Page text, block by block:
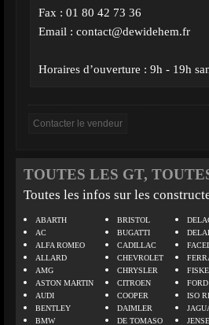
Fax : 01 80 42 73 36
Email : contact@dewidehem.fr
Horaires d’ouverture : 9h - 19h
TOUTES LES GT,
Toutes les infos sur les
ABARTH
AC
ALFA ROMEO
ALLARD
AMG
ASTON MARTIN
AUDI
BENTLEY
BMW
BRISTOL
BUGATTI
CADILLAC
CHEVROLET
CHRYSLER
CITROEN
COOPER
DAIMLER
DE TOMASO
FORD
ISO